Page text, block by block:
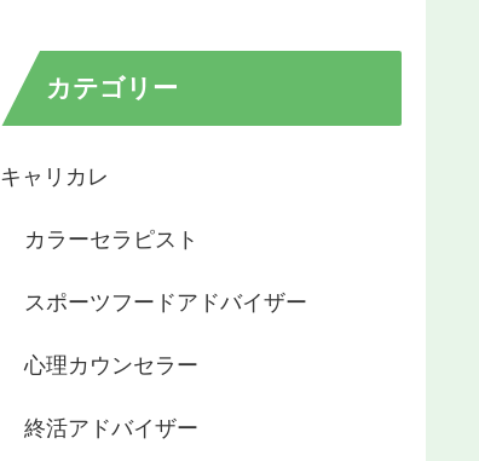
カテゴリー
キャリカレ
カラーセラピスト
スポーツフードアドバイザー
心理カウンセラー
終活アドバイザー